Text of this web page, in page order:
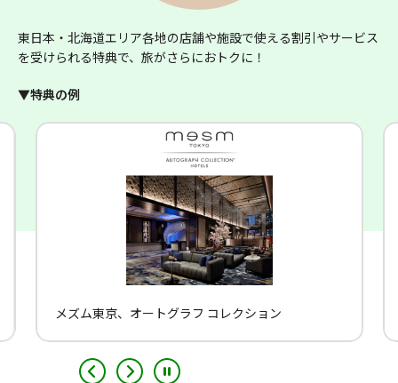
東日本・北海道エリア各地の店舗や施設で使える割引やサービス
を受けられる特典で、旅がさらにおトクに！
▼特典の例
駅レンタカー